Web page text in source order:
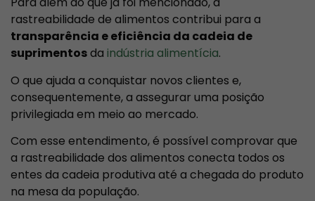
rastreabilidade de alimentos contribui para a
transparência e eficiência da cadeia de
suprimentosda indústria alimentícia.
O que ajuda a conquistar novos clientes e,
consequentemente, a assegurar uma posição
privilegiada em meio ao mercado.
Com esse entendimento, é possível comprovar que
a rastreabilidade dos alimentos conecta todos os
entes da cadeia produtiva até a chegada do produto
na mesa da população.